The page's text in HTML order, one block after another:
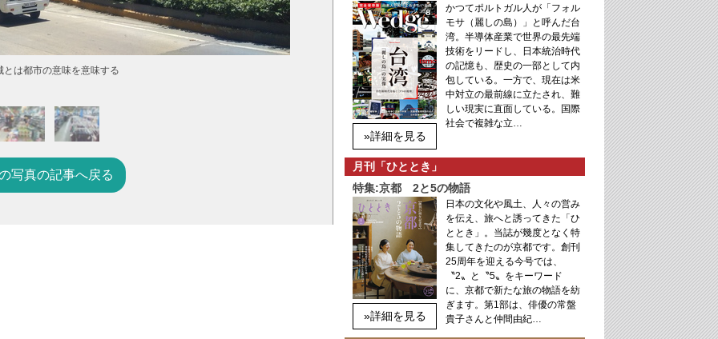
は都市の意味を意味する
写真の記事へ戻る
»詳細を見る
かつてポルトガル人が「フォル
モサ（麗しの島）」と呼んだ台
湾。半導体産業で世界の最先端
技術をリードし、日本統治時代
の記憶も、歴史の一部として内
包している。一方で、現在は米
中対立の最前線に立たされ、難
しい現実に直面している。国際
社会で複雑な立…
月刊「ひととき」
特集:京都 2と5の物語
»詳細を見る
日本の文化や風土、人々の営み
を伝え、旅へと誘ってきた「ひ
ととき」。当誌が幾度となく特
集してきたのが京都です。創刊
25周年を迎える今号では、
〝2〟と〝5〟をキーワード
に、京都で新たな旅の物語を紡
ぎます。第1部は、俳優の常盤
貴子さんと仲間由紀…